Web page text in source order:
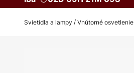
Svietidla a lampy Vnútorné osvetlenie